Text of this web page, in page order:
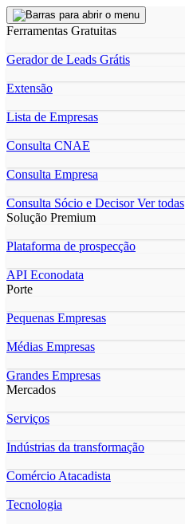
Ferramentas Gratuitas
Gerador de Leads Grátis
Extensão
Lista de Empresas
Consulta CNAE
Consulta Empresa
Consulta Sócio e DecisorVer todas
Solução Premium
Plataforma de prospecção
API Econodata
Porte
Pequenas Empresas
Médias Empresas
Grandes Empresas
Mercados
Serviços
Indústrias da transformação
Comércio Atacadista
Tecnologia